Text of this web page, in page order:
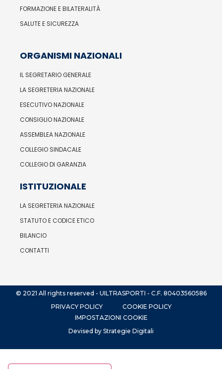
FORMAZIONE E BILATERALITÀ
SALUTE E SICUREZZA
ORGANISMI NAZIONALI
IL SEGRETARIO GENERALE
LA SEGRETERIA NAZIONALE
ESECUTIVO NAZIONALE
CONSIGLIO NAZIONALE
ASSEMBLEA NAZIONALE
COLLEGIO SINDACALE
COLLEGIO DI GARANZIA
ISTITUZIONALE
LA SEGRETERIA NAZIONALE
STATUTO E CODICE ETICO
BILANCIO
CONTATTI
© 2021 All rights reserved - UILTRASPORTI - C.F. 80403560586
PRIVACY POLICY
COOKIE POLICY
IMPOSTAZIONI COOKIE
Devised by Strategie Digitali